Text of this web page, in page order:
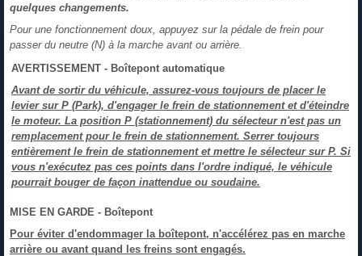
quelques changements.
Pour une fonctionnement doux, appuyez sur la pédale de frein pour
passer du neutre (N) à la marche avant ou arrière.
AVERTISSEMENT - Boîtepont automatique
Avant de sortir du véhicule, assurez-vous toujours de placer le
levier sur P (Park), d'engager le frein de stationnement et d'éteindre
le moteur. La position P (stationnement) du sélecteur n'est pas un
remplacement pour le frein de stationnement. Serrer toujours
entièrement le frein de stationnement et mettre le sélecteur sur P. Si
vous n'exécutez pas ces points dans l'ordre indiqué, le véhicule
pourrait bouger de façon inattendue ou soudaine.
MISE EN GARDE - Boîtepont
Pour éviter d'endommager la boîtepont, n'accélérez pas en marche
arrière ou avant quand les freins sont engagés.